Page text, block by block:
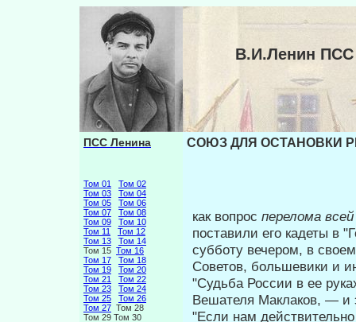
В.И.Ленин
ПСС Ленина
Том 01
Том 02
Том 03
Том 04
Том 05
Том 06
Том 07
Том 08
Том 09
Том 10
Том 11
Том 12
Том 13
Том 14
Том 15 Том 16
Том 17
Том 18
Том 19
Том 20
Том 21
Том 22
Том 23
Том 24
Том 25
Том 26
Том 27 Том 28
Том 29 Том 30
СОЮЗ ДЛЯ ОСТАНОВКИ
как вопрос перелома
поставили его ка­деты в
субботу вечером, в
Советов, большевики и
"Судьба России в ее
Вешателя Маклаков, — и
"Если нам